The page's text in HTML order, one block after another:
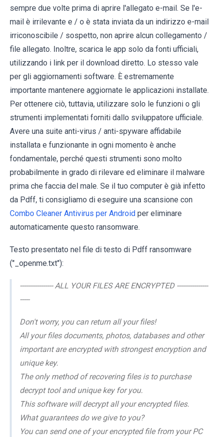
sempre due volte prima di aprire l'allegato e-mail. Se l'e-
mail è irrilevante e / o è stata inviata da un indirizzo e-mail
irriconoscibile / sospetto, non aprire alcun collegamento /
file allegato. Inoltre, scarica le app solo da fonti ufficiali,
utilizzando i link per il download diretto. Lo stesso vale
per gli aggiornamenti software. È estremamente
importante mantenere aggiornate le applicazioni installate.
Per ottenere ciò, tuttavia, utilizzare solo le funzioni o gli
strumenti implementati forniti dallo sviluppatore ufficiale.
Avere una suite anti-virus / anti-spyware affidabile
installata e funzionante in ogni momento è anche
fondamentale, perché questi strumenti sono molto
probabilmente in grado di rilevare ed eliminare il malware
prima che faccia del male. Se il tuo computer è già infetto
da Pdff, ti consigliamo di eseguire una scansione con
Combo Cleaner Antivirus per Android per eliminare
automaticamente questo ransomware.
Testo presentato nel file di testo di Pdff ransomware
("_openme.txt"):
----------------- ALL YOUR FILES ARE ENCRYPTED ----------------
-----
Don't worry, you can return all your files!
All your files documents, photos, databases and other
important are encrypted with strongest encryption and
unique key.
The only method of recovering files is to purchase
decrypt tool and unique key for you.
This software will decrypt all your encrypted files.
What guarantees do we give to you?
You can send one of your encrypted file from your PC